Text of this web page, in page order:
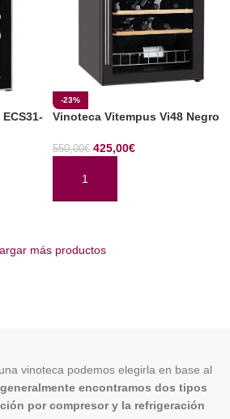
-23%
Vinoteca Vitempus Vi48 Negro
550,00€ 425,00€
AÑADIR AL CARRITO
más productos
vinoteca podemos elegirla en base al
generalmente encontramos dos tipos
por compresor y la refrigeración